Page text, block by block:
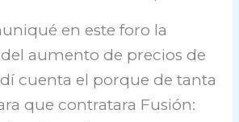
en este foro la
aumento de precios de
cuenta el porque de tanta
que contratara Fusión: